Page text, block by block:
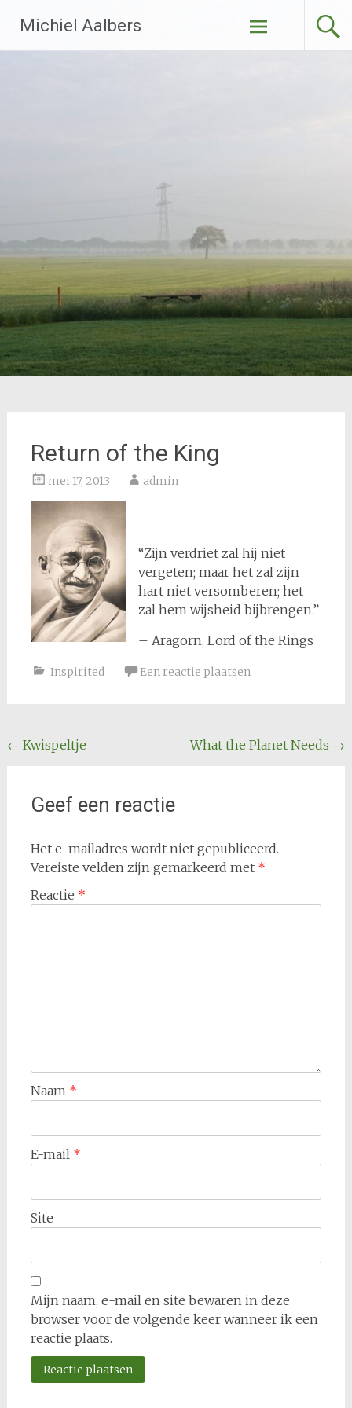
naar
de
Michiel Aalbers
Return of the King
mei 17, 2013 admin
“Zijn verdriet zal hij niet
vergeten; maar het zal zijn
hart niet versomberen; het
zal hem wijsheid bijbrengen.”
– Aragorn, Lord of the Rings
Inspirited Een reactie plaatsen
Bericht
← Kwispeltje What the Planet Needs →
Geef een reactie
Het e-mailadres wordt niet gepubliceerd.
Vereiste velden zijn gemarkeerd met *
Reactie *
Naam *
E-mail *
Site
Mijn naam, e-mail en site bewaren in deze
browser voor de volgende keer wanneer ik een
reactie plaats.